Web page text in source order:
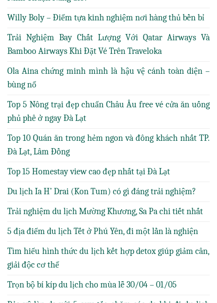
Willy Boly – Điểm tựa kinh nghiệm nơi hàng thủ bền bỉ
Trải Nghiệm Bay Chất Lượng Với Qatar Airways Và
Bamboo Airways Khi Đặt Vé Trên Traveloka
Ola Aina chứng minh mình là hậu vệ cánh toàn diện –
bùng nổ
Top 5 Nông trại đẹp chuẩn Châu Âu free vé cửa ăn uống
phủ phê ở ngay Đà Lạt
Top 10 Quán ăn trong hẻm ngon và đông khách nhất TP.
Đà Lạt, Lâm Đồng
Top 15 Homestay view cao đẹp nhất tại Đà Lạt
Du lịch Ia H’ Drai (Kon Tum) có gì đáng trải nghiệm?
Trải nghiệm du lịch Mường Khương, Sa Pa chi tiết nhất
5 địa điểm du lịch Tết ở Phú Yên, đi một lần là nghiện
Tìm hiểu hình thức du lịch kết hợp detox giúp giảm cân,
giải độc cơ thể
Trọn bộ bí kíp du lịch cho mùa lễ 30/04 – 01/05